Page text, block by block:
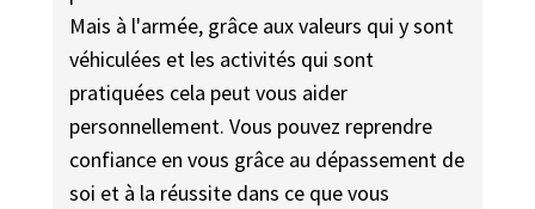
Mais à l'armée, grâce aux valeurs qui y sont
véhiculées et les activités qui sont
pratiquées cela peut vous aider
personnellement. Vous pouvez reprendre
confiance en vous grâce au dépassement de
soi et à la réussite dans ce que vous